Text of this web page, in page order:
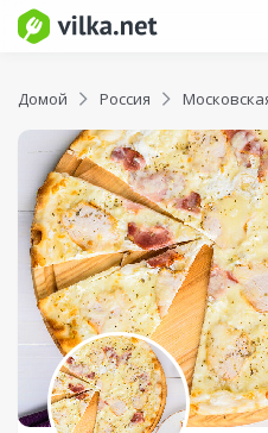
Домой Россия